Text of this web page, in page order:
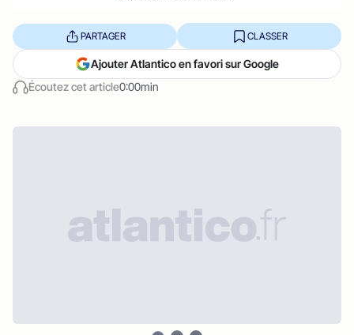
Écoutez cet article0:00min
PARTAGER CLASSER
Ajouter Atlantico en favori sur Google